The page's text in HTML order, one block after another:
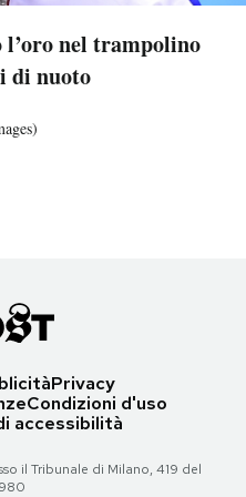
nel trampolino
di nuoto
di nuoto
nel trampolino
di nuotonel trampolino
nuoto
Privacy
Condizioni d'uso
accessibilità
il Tribunale di Milano, 419 del